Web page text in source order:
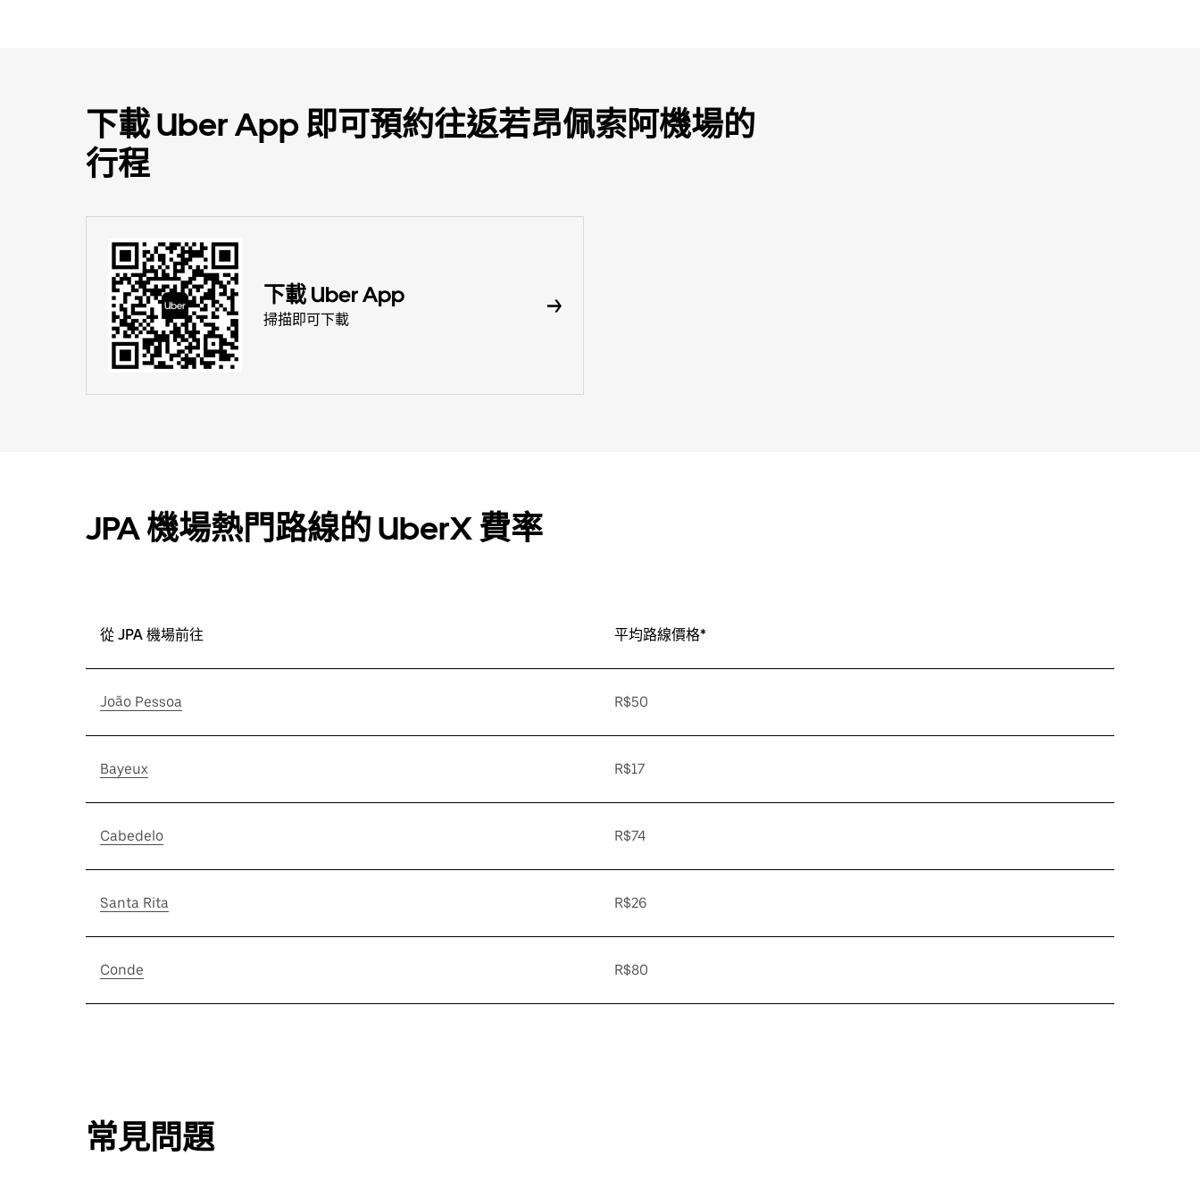
下載 Uber App 即可預約往返若昂佩索阿機場的
行程
下載 Uber App
掃描即可下載
JPA 機場熱門路線的 UberX 費率
從 JPA 機場前往 平均路線價格*
João Pessoa R$50
Bayeux R$17
Cabedelo R$74
Santa Rita R$26
Conde R$80
常見問題